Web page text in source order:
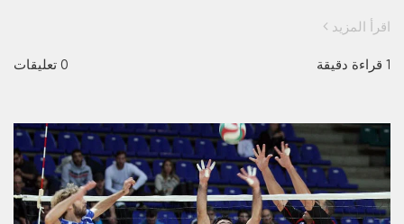
اقرأ المزيد
1 قراءة دقيقة 0 تعليقات